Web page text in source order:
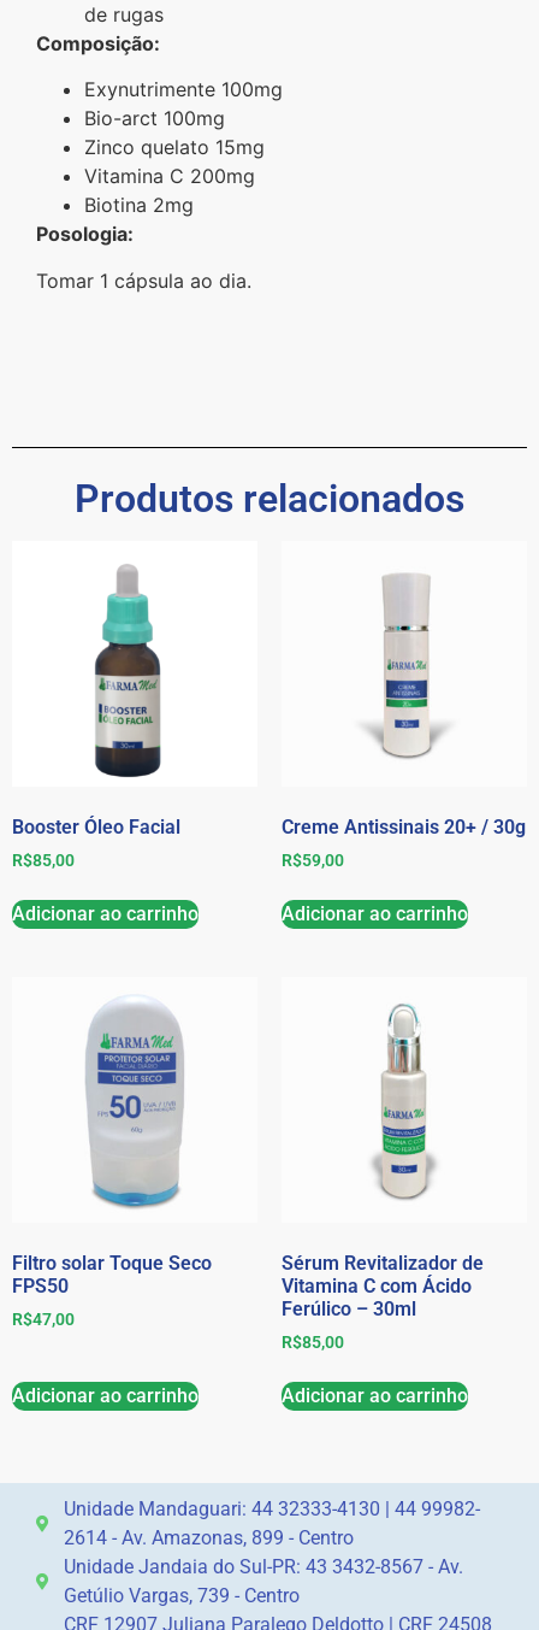
de rugas
Composição:
Exynutrimente 100mg
Bio-arct 100mg
Zinco quelato 15mg
Vitamina C 200mg
Biotina 2mg
Posologia:
Tomar 1 cápsula ao dia.
Produtos relacionados
Booster Óleo Facial
R$85,00
Adicionar ao carrinho
Creme Antissinais 20+ / 30g
R$59,00
Adicionar ao carrinho
Filtro solar Toque Seco
FPS50
R$47,00
Adicionar ao carrinho
Sérum Revitalizador de
Vitamina C com Ácido
Ferúlico – 30ml
R$85,00
Adicionar ao carrinho
Unidade Mandaguari: 44 32333-4130 | 44 99982-
2614 - Av. Amazonas, 899 - Centro
Unidade Jandaia do Sul-PR: 43 3432-8567 - Av.
Getúlio Vargas, 739 - Centro
CRF 12907 Juliana Paralego Deldotto | CRF 24508